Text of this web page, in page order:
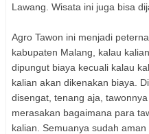
Lawang. Wisata ini juga bisa
Agro Tawon ini menjadi
kabupaten Malang, kalau
dipungut biaya kecuali kalau
kalian akan dikenakan biaya.
disengat, tenang aja,
merasakan bagaimana para
kalian. Semuanya sudah